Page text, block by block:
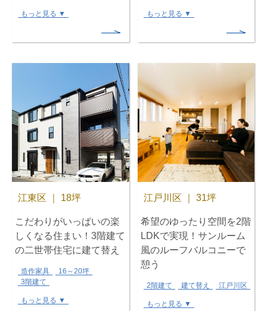
もっと見る ▼ もっと見る ▼
江東区 ｜ 18坪
こだわりがいっぱいの楽
しくなる住まい！3階建て
の二世帯住宅に建て替え
造作家具
16～20坪
3階建て
もっと見る ▼
江戸川区 ｜ 31坪
希望のゆったり空間を2階
LDKで実現！サンルーム
風のルーフバルコニーで
憩う
2階建て 建て替え 江戸川区
もっと見る ▼